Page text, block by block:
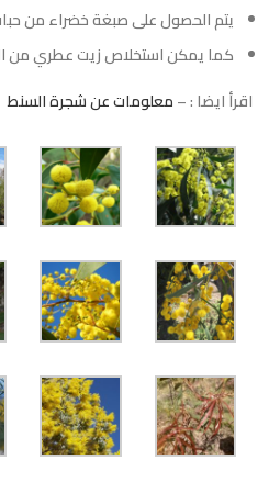
يتم الحصول على صبغة خضراء من
كما يمكن استخلاص زيت عطري من
اقرأ ايضا : –معلومات عن شجرة السنط